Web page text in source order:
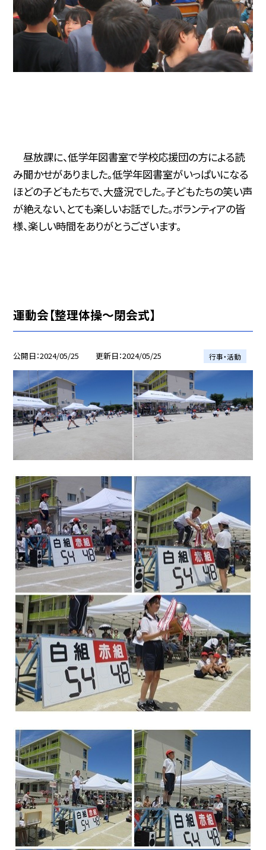
昼放課に、低学年図書室で学校応援団の方による読
み聞かせがありました。低学年図書室がいっぱいになる
ほどの子どもたちで、大盛況でした。子どもたちの笑い声
が絶えない、とても楽しいお話でした。ボランティアの皆
様、楽しい時間をありがとうございます。
運動会【整理体操～閉会式】
公開日 2024/05/25 更新日 2024/05/25 行事・活動